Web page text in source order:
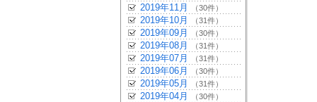
2019年11月 （30件）
2019年10月 （31件）
2019年09月 （30件）
2019年08月 （31件）
2019年07月 （31件）
2019年06月 （30件）
2019年05月 （31件）
2019年04月 （30件）